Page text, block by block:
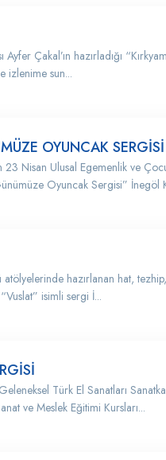
Çakal’ın hazırladığı
izlenime sun...
OYUNCAK SERGİSİ
23 Nisan Ulusal Egemenlik ve
Oyuncak Sergisi” İnegöl
atölyelerinde hazırlanan hat,
isimli sergi İ...
Türk El Sanatları
ve Meslek Eğitimi Kursları...